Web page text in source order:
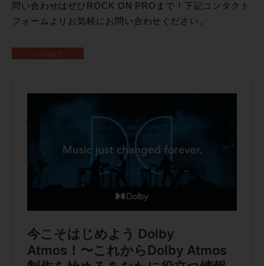
問い合わせはぜひROCK ON PROまで！下記コンタクト
フォームよりお気軽にお問い合わせください。